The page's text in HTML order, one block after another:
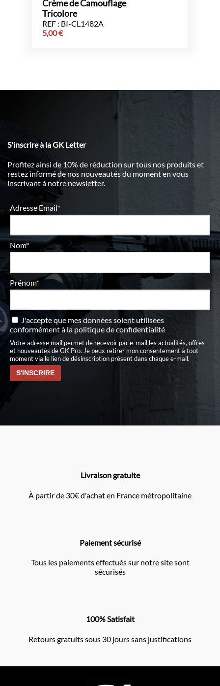
Crème de Camouflage
Tricolore
REF : BI-CL1482A
5,00€
S'inscrire à la GK Letter
Profitez ainsi de 10% de réduction sur tous nos produits et
restez informé de nos nouveautés du moment en vous
inscrivant à notre newsletter.
Adresse Email*
Nom*
Prénom*
J'accepte que mes données soient utilisées
conformément àla politique de confidentialité
Votre adresse mail permet de recevoir par e-mail les actualités, offres
et nouveautés de GK Pro. Je peux retirer mon consentement à tout
moment via le lien de désinscription présent dans chaque e-mail.
Livraison gratuite
À partir de 30€ d'achat en France métropolitaine
Paiement sécurisé
Tous les paiements effectués sur notre site sont
sécurisés
100% Satisfait
Retours gratuits sous 30 jours sans justifications